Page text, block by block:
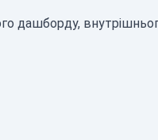
дашборду,